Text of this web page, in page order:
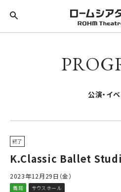
公演・イ
終了
K.Classic Ballet
2023年12月29日（金）
舞踊 サウスホール